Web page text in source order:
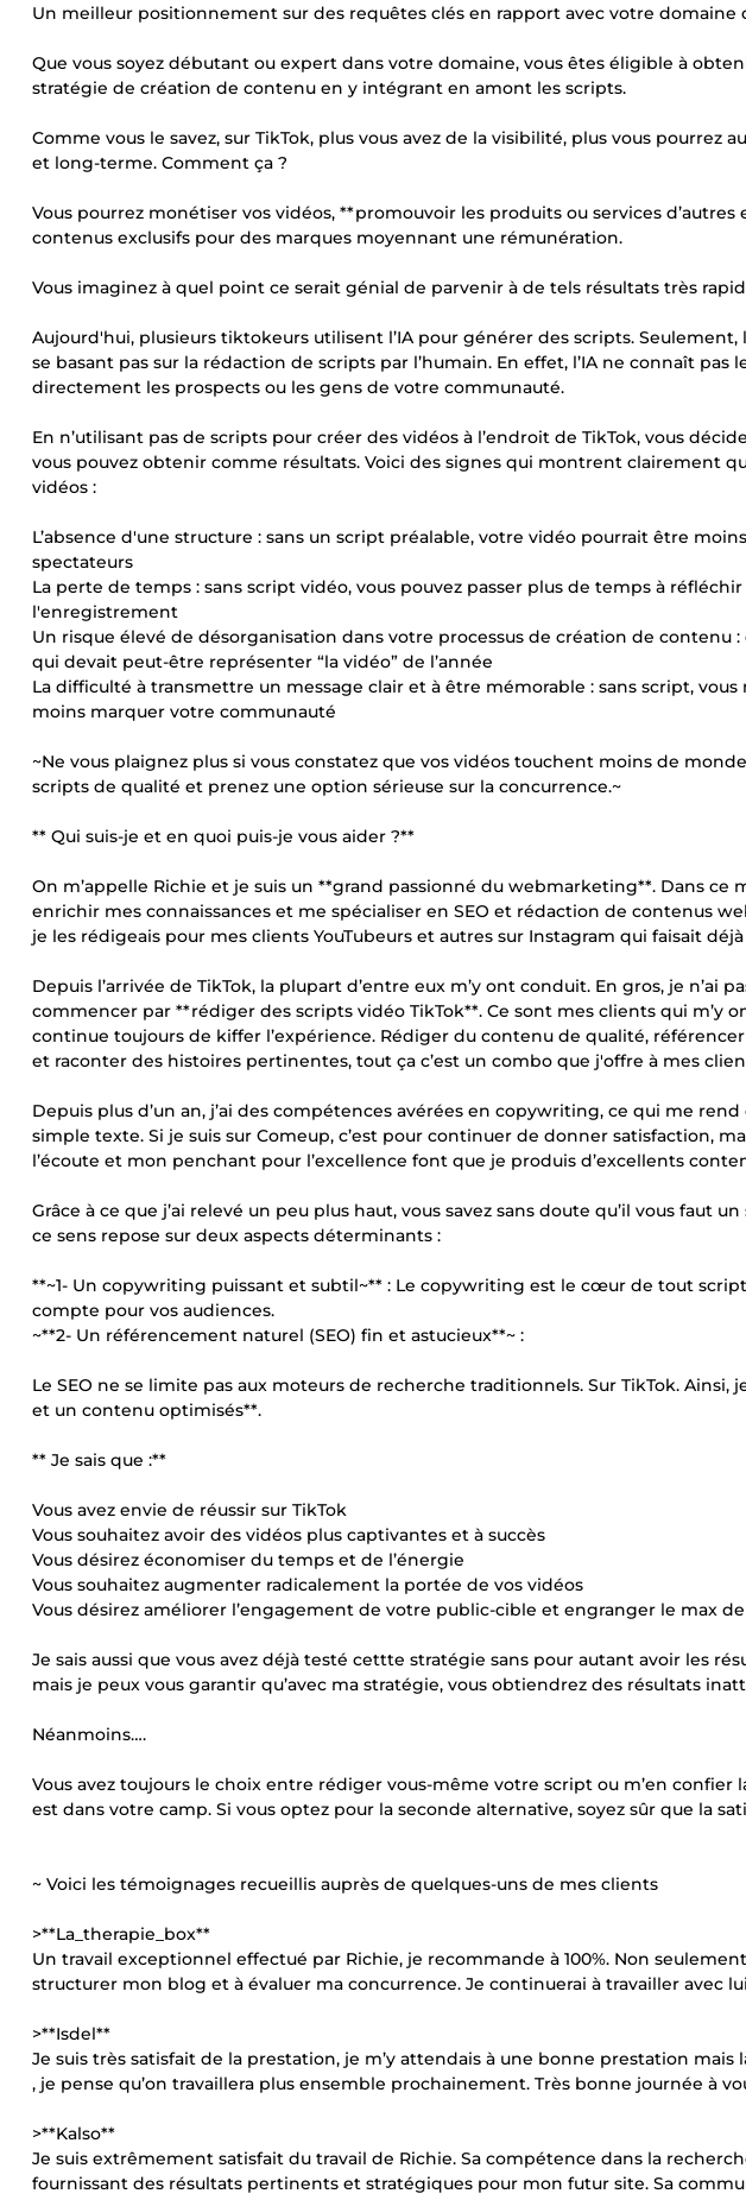
Un meilleur positionnement sur des requêtes clés en rapport avec votre domaine
Que vous soyez débutant ou expert dans votre domaine, vous êtes éligible à
stratégie de création de contenu en y intégrant en amont les scripts.
Comme vous le savez, sur TikTok, plus vous avez de la visibilité, plus vous pourrez
et long-terme. Comment ça ?
Vous pourrez monétiser vos vidéos, **promouvoir les produits ou services
contenus exclusifs pour des marques moyennant une rémunération.
Vous imaginez à quel point ce serait génial de parvenir à de tels résultats très
Aujourd'hui, plusieurs tiktokeurs utilisent l’IA pour générer des scripts.
se basant pas sur la rédaction de scripts par l’humain. En effet, l’IA ne connaît
directement les prospects ou les gens de votre communauté.
En n’utilisant pas de scripts pour créer des vidéos à l’endroit de TikTok, vous
vous pouvez obtenir comme résultats. Voici des signes qui montrent clairement
vidéos :
L’absence d'une structure : sans un script préalable, votre vidéo pourrait être
spectateurs
La perte de temps : sans script vidéo, vous pouvez passer plus de temps à
l'enregistrement
Un risque élevé de désorganisation dans votre processus de création de contenu
qui devait peut-être représenter “la vidéo” de l’année
La difficulté à transmettre un message clair et à être mémorable : sans script,
moins marquer votre communauté
~Ne vous plaignez plus si vous constatez que vos vidéos touchent moins de
scripts de qualité et prenez une option sérieuse sur la concurrence.~
** Qui suis-je et en quoi puis-je vous aider ?**
On m’appelle Richie et je suis un **grand passionné du webmarketing**. Dans ce
enrichir mes connaissances et me spécialiser en SEO et rédaction de contenus
je les rédigeais pour mes clients YouTubeurs et autres sur Instagram qui faisait
Depuis l’arrivée de TikTok, la plupart d’entre eux m’y ont conduit. En gros, je n’ai
commencer par **rédiger des scripts vidéo TikTok**. Ce sont mes clients qui m’y
continue toujours de kiffer l’expérience. Rédiger du contenu de qualité,
et raconter des histoires pertinentes, tout ça c’est un combo que j'offre à mes
Depuis plus d’un an, j’ai des compétences avérées en copywriting, ce qui me
simple texte. Si je suis sur Comeup, c’est pour continuer de donner satisfaction,
l’écoute et mon penchant pour l’excellence font que je produis d’excellents
Grâce à ce que j’ai relevé un peu plus haut, vous savez sans doute qu’il vous faut
ce sens repose sur deux aspects déterminants :
**~1- Un copywriting puissant et subtil~** : Le copywriting est le cœur de tout
compte pour vos audiences.
~**2- Un référencement naturel (SEO) fin et astucieux**~ :
Le SEO ne se limite pas aux moteurs de recherche traditionnels. Sur TikTok.
et un contenu optimisés**.
** Je sais que :**
Vous avez envie de réussir sur TikTok
Vous souhaitez avoir des vidéos plus captivantes et à succès
Vous désirez économiser du temps et de l’énergie
Vous souhaitez augmenter radicalement la portée de vos vidéos
Vous désirez améliorer l’engagement de votre public-cible et engranger le max
Je sais aussi que vous avez déjà testé cettte stratégie sans pour autant avoir les
mais je peux vous garantir qu’avec ma stratégie, vous obtiendrez des résultats
Néanmoins….
Vous avez toujours le choix entre rédiger vous-même votre script ou m’en confier
est dans votre camp. Si vous optez pour la seconde alternative, soyez sûr que la
~ Voici les témoignages recueillis auprès de quelques-uns de mes clients
>**La_therapie_box**
Un travail exceptionnel effectué par Richie, je recommande à 100%. Non
structurer mon blog et à évaluer ma concurrence. Je continuerai à travailler avec
>**Isdel**
Je suis très satisfait de la prestation, je m’y attendais à une bonne prestation mais
, je pense qu’on travaillera plus ensemble prochainement. Très bonne journée à
>**Kalso**
Je suis extrêmement satisfait du travail de Richie. Sa compétence dans la
fournissant des résultats pertinents et stratégiques pour mon futur site. Sa